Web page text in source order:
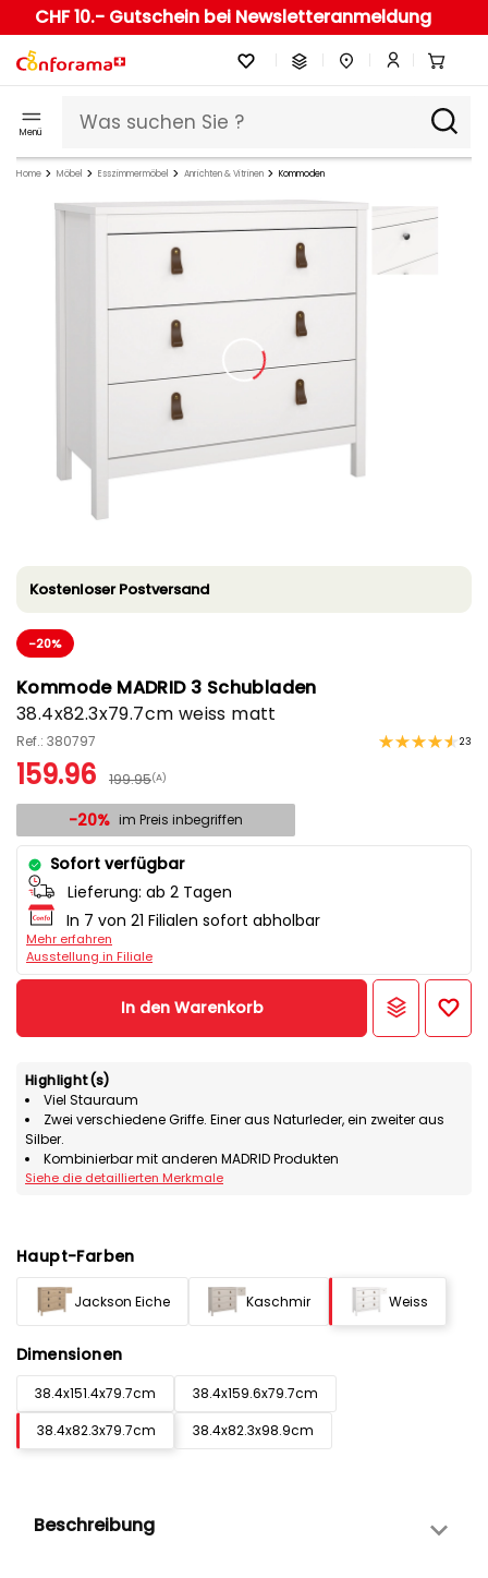
CHF 10.- Gutschein bei Newsletteranmeldung
Menü
Home Möbel Esszimmermöbel Anrichten & Vitrinen Kommoden
Kostenloser Postversand
-20%
Kommode MADRID 3 Schubladen
38.4x82.3x79.7cm weiss matt
Ref.: 380797 23
159.96 199.95(A)
-20% im Preis inbegriffen
Sofort verfügbar
Lieferung: ab 2 Tagen
In 7 von 21 Filialen sofort abholbar
Mehr erfahren
Ausstellung in Filiale
In den Warenkorb
Highlight(s)
Viel Stauraum
Zwei verschiedene Griffe. Einer aus Naturleder, ein zweiter aus
Silber.
Kombinierbar mit anderen MADRID Produkten
Siehe die detaillierten Merkmale
Haupt-Farben
Jackson Eiche Kaschmir Weiss
Dimensionen
38.4x151.4x79.7cm
38.4x159.6x79.7cm
38.4x82.3x79.7cm
38.4x82.3x98.9cm
Beschreibung